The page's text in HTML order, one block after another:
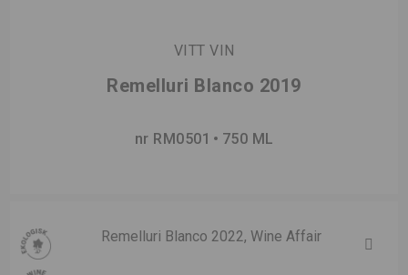
VITT VIN
Remelluri Blanco 2019
nr RM0501 750 ML